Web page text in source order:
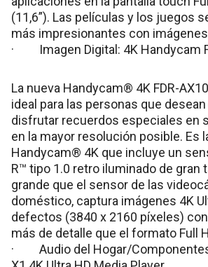
(11,6”). Las películas y los juegos
más impresionantes con
· Imagen Digital: 4K Handycam
La nueva Handycam® 4K FDR-
ideal para las personas que
disfrutar recuerdos especiales en
en la mayor resolución posible. Es
Handycam® 4K que incluye un
R™ tipo 1.0 retro iluminado de gran
grande que el sensor de las
doméstico, captura imágenes 4K
defectos (3840 x 2160 píxeles)
más de detalle que el formato Full
· Audio del Hogar/Componentes